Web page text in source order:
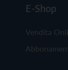
E-Shop
Vendita